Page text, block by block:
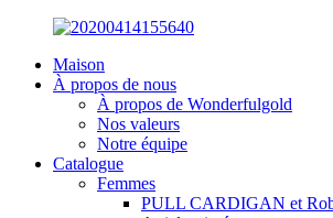
Maison
À propos de nous
À propos de Wonderfulgold
Nos valeurs
Notre équipe
Catalogue
Femmes
PULL CARDIGAN et